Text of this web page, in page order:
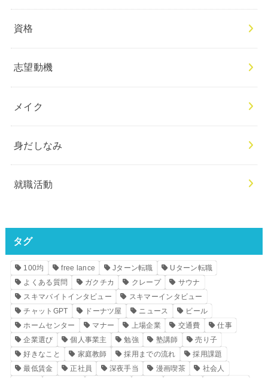
資格
志望動機
メイク
身だしなみ
就職活動
タグ
100均 free lance Jターン転職
Uターン転職
よくある質問
ガクチカ クレープ
サウナ
スキマバイトインタビュー
スキマーインタビュー
チャットGPT
ドーナツ屋 ニュース
ビール
ホームセンター
マナー 上場企業 交通費
仕事
企業選び
個人事業主 勉強 塾講師
売り子
好きなこと
家庭教師 採用までの流れ
採用課題
最低賃金
正社員 深夜手当 漫画喫茶
社会人